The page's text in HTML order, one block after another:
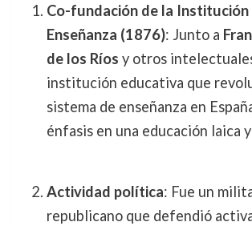
Co-fundación de la Institución
Enseñanza (1876): Junto a
de los Ríos y otros
institución educativa que
sistema de enseñanza en
énfasis en una educación laica
Actividad política: Fue un
republicano que defendió